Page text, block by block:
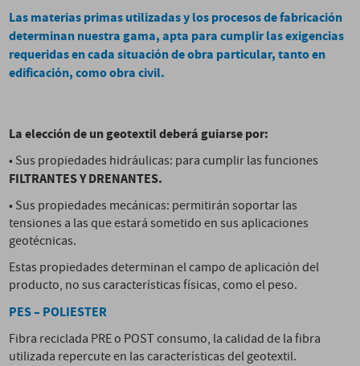
Las materias primas utilizadas y los procesos de fabricación
determinan nuestra gama, apta para cumplir las exigencias
requeridas en cada situación de obra particular, tanto en
edificación, como obra civil.
La elección de un geotextil deberá guiarse por:
• Sus propiedades hidráulicas: para cumplir las funciones
FILTRANTES Y DRENANTES.
• Sus propiedades mecánicas: permitirán soportar las
tensiones a las que estará sometido en sus aplicaciones
geotécnicas.
Estas propiedades determinan el campo de aplicación del
producto, no sus características físicas, como el peso.
PES – POLIESTER
Fibra reciclada PRE o POST consumo, la calidad de la fibra
utilizada repercute en las características del geotextil.